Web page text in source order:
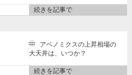
続きを記事で
アベノミクスの上昇相場の
大天井は、いつか？
続きを記事で